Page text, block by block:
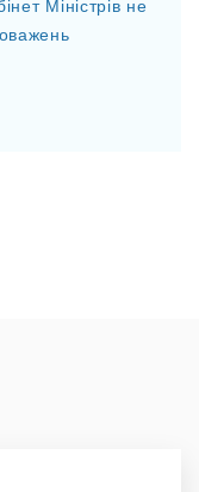
Міністрів не